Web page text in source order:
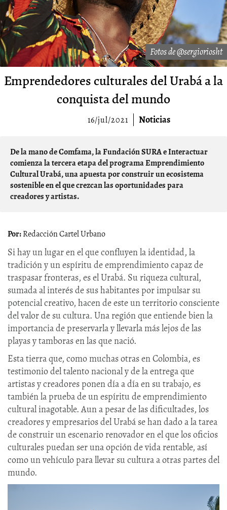
Fotos de @sergioriosht
Emprendedores culturales del Urabá a la
conquista del mundo
16/jul/2021 Noticias
De la mano de Comfama, la Fundación SURA e Interactuar
comienza la tercera etapa del programa Emprendimiento
Cultural Urabá, una apuesta por construir un ecosistema
sostenible en el que crezcan las oportunidades para
creadores y artistas.
Redacción Cartel Urbano
Si hay un lugar en el que confluyen la identidad, la
tradición y un espíritu de emprendimiento capaz de
traspasar fronteras, es el Urabá. Su riqueza cultural,
sumada al interés de sus habitantes por impulsar su
potencial creativo, hacen de este un territorio consciente
del valor de su cultura. Una región que entiende bien la
importancia de preservarla y llevarla más lejos de las
playas y tamboras en las que nació.
Esta tierra que, como muchas otras en Colombia, es
testimonio del talento nacional y de la entrega que
artistas y creadores ponen día a día en su trabajo, es
también la prueba de un espíritu de emprendimiento
cultural inagotable. Aun a pesar de las dificultades, los
creadores y empresarios del Urabá se han dado a la tarea
de construir un escenario renovador en el que los oficios
culturales puedan ser una opción de vida rentable, así
como un vehículo para llevar su cultura a otras partes del
mundo.